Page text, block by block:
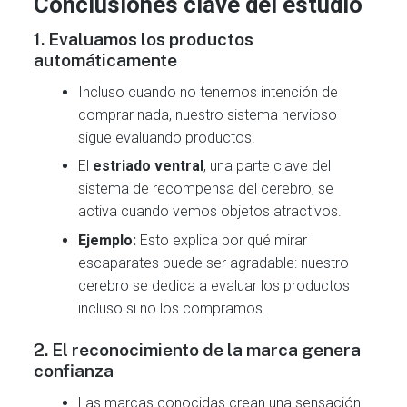
1. Evaluamos los productos
automáticamente
Incluso cuando no tenemos intención de
comprar nada, nuestro sistema nervioso
sigue evaluando productos.
El estriado ventral , una parte clave del
sistema de recompensa del cerebro, se
activa cuando vemos objetos atractivos.
Ejemplo: Esto explica por qué mirar
escaparates puede ser agradable: nuestro
cerebro se dedica a evaluar los productos
incluso si no los compramos.
2. El reconocimiento de la marca genera
confianza
Las marcas conocidas crean una sensación